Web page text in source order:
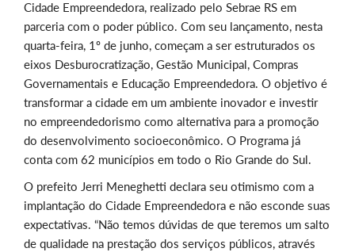
Cidade Empreendedora, realizado pelo Sebrae RS em
parceria com o poder público. Com seu lançamento, nesta
quarta-feira, 1º de junho, começam a ser estruturados os
eixos Desburocratização, Gestão Municipal, Compras
Governamentais e Educação Empreendedora. O objetivo é
transformar a cidade em um ambiente inovador e investir
no empreendedorismo como alternativa para a promoção
do desenvolvimento socioeconômico. O Programa já
conta com 62 municípios em todo o Rio Grande do Sul.
O prefeito Jerri Meneghetti declara seu otimismo com a
implantação do Cidade Empreendedora e não esconde suas
expectativas. “Não temos dúvidas de que teremos um salto
de qualidade na prestação dos serviços públicos, através